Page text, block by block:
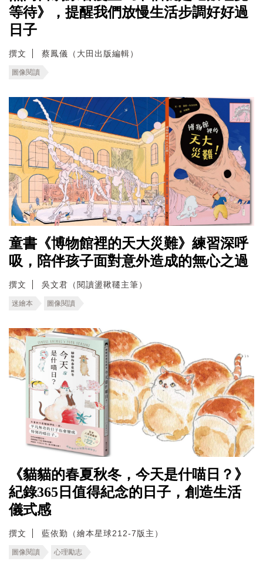
等待》，提醒我們放慢生活步調好好過
日子
撰文 蔡鳳儀（大田出版編輯）
圖像閱讀
童書《博物館裡的天大災難》練習深呼
吸，陪伴孩子面對意外造成的無心之過
撰文 吳文君（閱讀盪鞦韆主筆）
迷繪本 圖像閱讀
《貓貓的春夏秋冬，今天是什喵日？》
紀錄365日值得紀念的日子，創造生活
儀式感
撰文 藍依勤（繪本星球212-7版主）
圖像閱讀 心理勵志